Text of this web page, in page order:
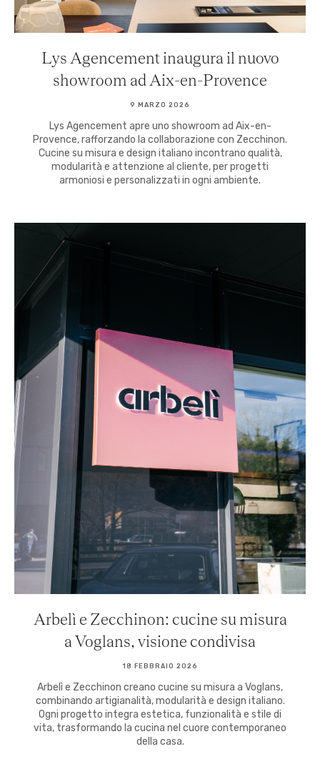
Lys Agencement inaugura il nuovo
showroom ad Aix-en-Provence
9 MARZO 2026
Lys Agencement apre uno showroom ad Aix-en-
Provence, rafforzando la collaborazione con Zecchinon.
Cucine su misura e design italiano incontrano qualità,
modularità e attenzione al cliente, per progetti
armoniosi e personalizzati in ogni ambiente.
Arbelì e Zecchinon: cucine su misura
a Voglans, visione condivisa
18 FEBBRAIO 2026
Arbelì e Zecchinon creano cucine su misura a Voglans,
combinando artigianalità, modularità e design italiano.
Ogni progetto integra estetica, funzionalità e stile di
vita, trasformando la cucina nel cuore contemporaneo
della casa.